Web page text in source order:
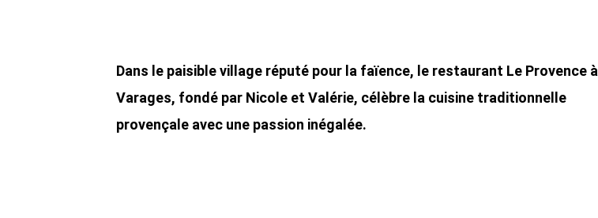
Dans le paisible village réputé pour la faïence, le restaurant Le Provence à
Varages, fondé par Nicole et Valérie, célèbre la cuisine traditionnelle
provençale avec une passion inégalée.